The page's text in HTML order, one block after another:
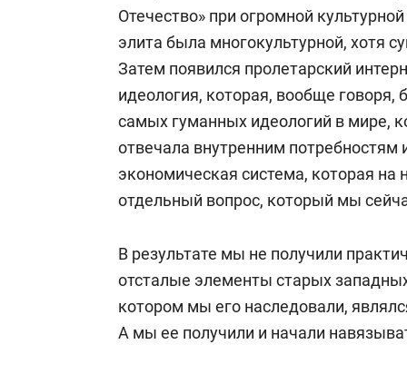
Отечество» при огромной
элита была многокультурной, хотя
Затем появился пролетарский
идеология, которая, вообще
самых гуманных идеологий в мире,
отвечала внутренним
экономическая система, которая на
отдельный вопрос, который мы
В результате мы не получили
отсталые элементы старых
котором мы его наследовали,
А мы ее получили и начали